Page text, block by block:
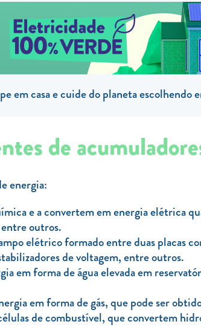
em casa e cuide do planeta escolhendo
de
energia:
e a convertem em energia elétrica
outros.
elétrico formado entre duas placas
de voltagem, entre outros.
em forma de água elevada em
em forma de gás, que pode ser
de combustível, que convertem